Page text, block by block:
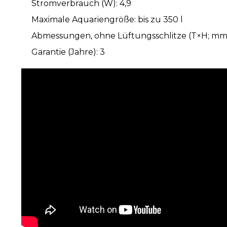
Stromverbrauch (W): 4,9
Maximale Aquariengröße: bis zu 350 l
Abmessungen, ohne Lüftungsschlitze (T×H;
Garantie (Jahre): 3